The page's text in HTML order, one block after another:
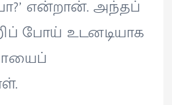
என்றான். அந்தப்
போய் உடனடியாக